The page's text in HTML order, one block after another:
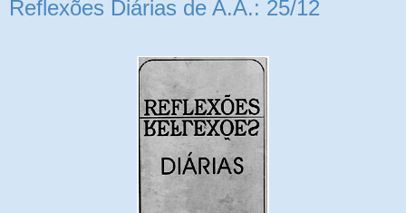
Reflexões Diárias de A.A.: 25/12